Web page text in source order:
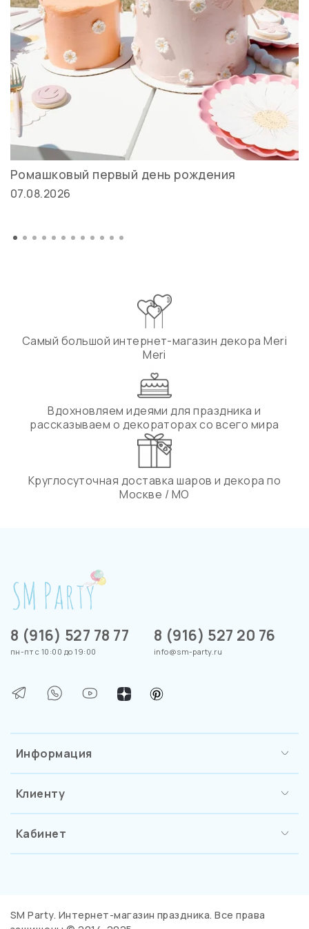
Ромашковый первый день рождения
07.08.2026
Самый большой интернет-магазин декора Meri
Meri
Вдохновляем идеями для праздника и
рассказываем о декораторах со всего мира
Круглосуточная доставка шаров и декора по
Москве / МО
Информация
Клиенту
Кабинет
8 (916) 527 78 77
пн-пт с 10:00 до 19:00
8 (916) 527 20 76
info@sm-party.ru
SM Party. Интернет-магазин праздника. Все права